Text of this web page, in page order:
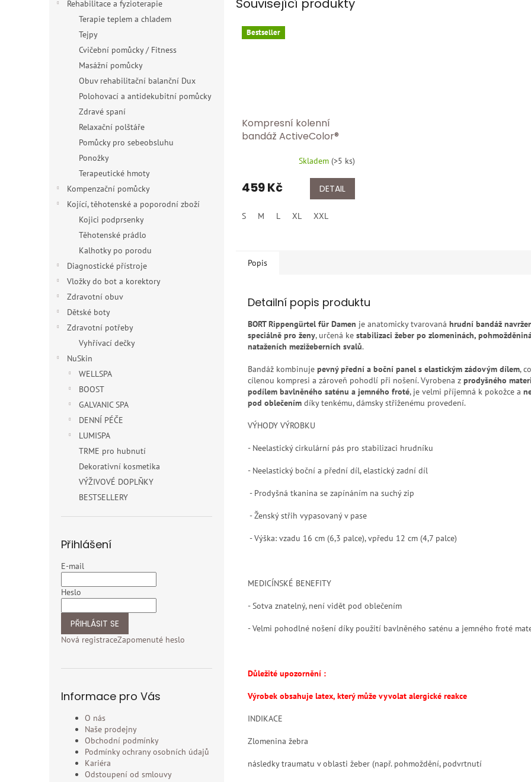
Rehabilitace a fyzioterapie
Terapie teplem a chladem
Tejpy
Cvičební pomůcky / Fitness
Masážní pomůcky
Obuv rehabilitační balanční Dux
Polohovací a antidekubitní pomůcky
Zdravé spaní
Relaxační polštáře
Pomůcky pro sebeobsluhu
Ponožky
Terapeutické hmoty
Kompenzační pomůcky
Kojící, těhotenské a poporodní zboží
Kojici podprsenky
Těhotenské prádlo
Kalhotky po porodu
Diagnostické přístroje
Vložky do bot a korektory
Zdravotní obuv
Dětské boty
Zdravotní potřeby
Vyhřívací dečky
NuSkin
WELLSPA
BOOST
GALVANIC SPA
DENNÍ PÉČE
LUMISPA
TRME pro hubnutí
Dekorativní kosmetika
VÝŽIVOVÉ DOPLŇKY
BESTSELLERY
Přihlášení
E-mail
Heslo
PŘIHLÁSIT SE
Nová registraceZapomenuté heslo
Informace pro Vás
O nás
Naše prodejny
Obchodní podmínky
Podmínky ochrany osobních údajů
Kariéra
Odstoupení od smlouvy
Související produkty
Bestseller
Kompresní kolenní
bandáž ActiveColor®
Skladem (>5 ks)
459 Kč DETAIL
S M L XL XXL
Popis
Detailní popis produktu
BORT Rippengürtel für Damen je anatomicky tvarovaná hrudní bandáž
speciálně pro ženy, určená ke stabilizaci žeber po zlomeninách,
nataženích mezižeberních svalů.
Bandáž kombinuje pevný přední a boční panel s elastickým zádovým dílem,
cílenou kompresi a zároveň pohodlí při nošení. Vyrobena z prodyšného
podílem bavlněného saténu a jemného froté, je velmi příjemná k pokožce a
pod oblečením díky tenkému, dámsky střiženému provedení.
VÝHODY VÝROBKU
- Neelastický cirkulární pás pro stabilizaci hrudníku
- Neelastický boční a přední díl, elastický zadní díl
- Prodyšná tkanina se zapínáním na suchý zip
- Ženský střih vypasovaný v pase
- Výška: vzadu 16 cm (6,3 palce), vpředu 12 cm (4,7 palce)
MEDICÍNSKÉ BENEFITY
- Sotva znatelný, není vidět pod oblečením
- Velmi pohodlné nošení díky použití bavlněného saténu a jemného froté
Důležité upozornění :
Výrobek obsahuje latex, který může vyvolat alergické reakce
INDIKACE
Zlomenina žebra
následky traumatu v oblasti žeber (např. pohmoždění, podvrtnutí